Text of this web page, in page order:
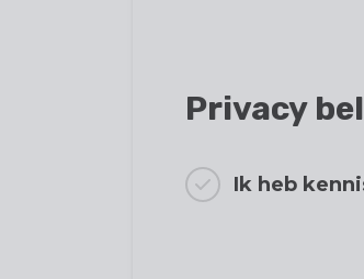
Privacy
Ik heb